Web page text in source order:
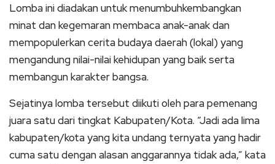
Lomba ini diadakan untuk menumbuhkembangkan
minat dan kegemaran membaca anak-anak dan
mempopulerkan cerita budaya daerah (lokal) yang
mengandung nilai-nilai kehidupan yang baik serta
membangun karakter bangsa.
Sejatinya lomba tersebut diikuti oleh para pemenang
juara satu dari tingkat Kabupaten/Kota. “Jadi ada lima
kabupaten/kota yang kita undang ternyata yang hadir
cuma satu dengan alasan anggarannya tidak ada,” kata